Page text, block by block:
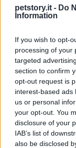
petstory.it - Do
Information
If you wish to opt-
processing of your
targeted
section to confirm
opt-out request is
interest-based ads
us or personal
your opt-out. You
disclosure of your
IAB’s list of
also be disclosed
AUTORE
Staff